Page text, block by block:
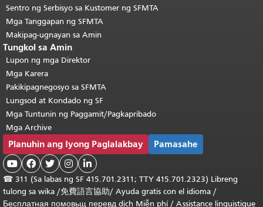
Sentro ng Serbisyo sa Kustomer ng SFMTA
Mga Tanggapan ng SFMTA
Makipag-ugnayan sa Amin
Tungkol sa Amin
Lupon ng mga Direktor
Mga Karera
Pakikipagnegosyo sa SFMTA
Lungsod at Kondado ng SF
Mga Tuntunin ng Paggamit/Pagkapribado
Mga Archive
Planuhin ang Iyong Paglalakbay Pamasahe
    
☎ 311 (Sa labas ng SF 415.701.2311; TTY 415.701.2323) Libreng
tulong sa wika /免費語言協助/ Ayuda gratis con el idioma /
Бесплатная помовьщ перевд dịch Miễn phí/ Assistance linguistique